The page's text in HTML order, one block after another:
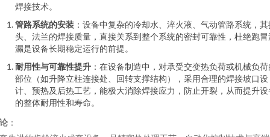
焊接技术。
管路系统的安装 ：设备中复杂的冷却水、淬火液、气动管路系统，其
头、法兰的焊接质量，直接关系到整个系统的密封可靠性，杜绝跑冒
漏是设备长期稳定运行的前提。
耐用性与可靠性提升 ：在设备制造中，对承受交变热负荷或机械负
部位（如升降立柱连接处、回转支撑结构），采用合理的焊接坡口设
计、预热及后热工艺，能极大消除焊接应力，防止开裂，从而提升设
的整体耐用性和寿命。
：